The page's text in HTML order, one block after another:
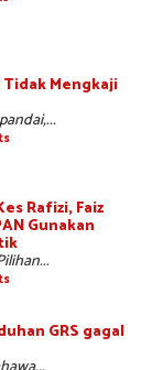
Tidak Mengkaji
Rafizi, Faiz
Gunakan
GRS gagal